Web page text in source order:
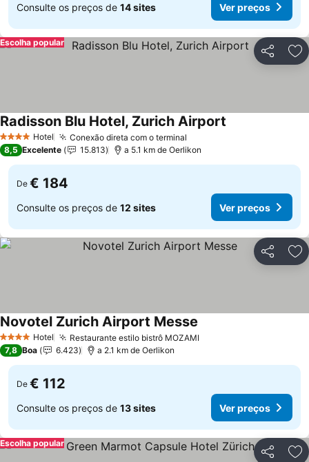
Consulte os preços de 14 sites Ver preços
Partilhar
Escolha popular
4 EstrelasHotel Conexão direta com o terminal
Radisson Blu Hotel, Zurich Airport
8,5 Excelente 15.813 a 5.1 km de Oerlikon
De € 184
Consulte os preços de 12 sites Ver preços
Partilhar
4 EstrelasHotel Restaurante estilo bistrô MOZAMI
Novotel Zurich Airport Messe
7,8 Boa 6.423 a 2.1 km de Oerlikon
De € 112
Consulte os preços de 13 sites Ver preços
Partilhar
Escolha popular